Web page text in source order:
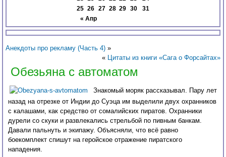
« Апр
25 26 27 28 29 30 31
Анекдоты про рекламу (Часть 4) »
« Цитаты из книги «Сага о Форсайтах»
Обезьяна с автоматом
Знакомый моряк рассказывал. Пару лет
назад на отрезке от Индии до Суэца им выделили двух охранников
с калашами, как средство от сомалийских пиратов. Охранники
дурели со скуки и развлекались стрельбой по пивным банкам.
Давали пальнуть и экипажу. Объясняли, что всё равно
боекомплект спишут на геройское отражение пиратского
нападения.